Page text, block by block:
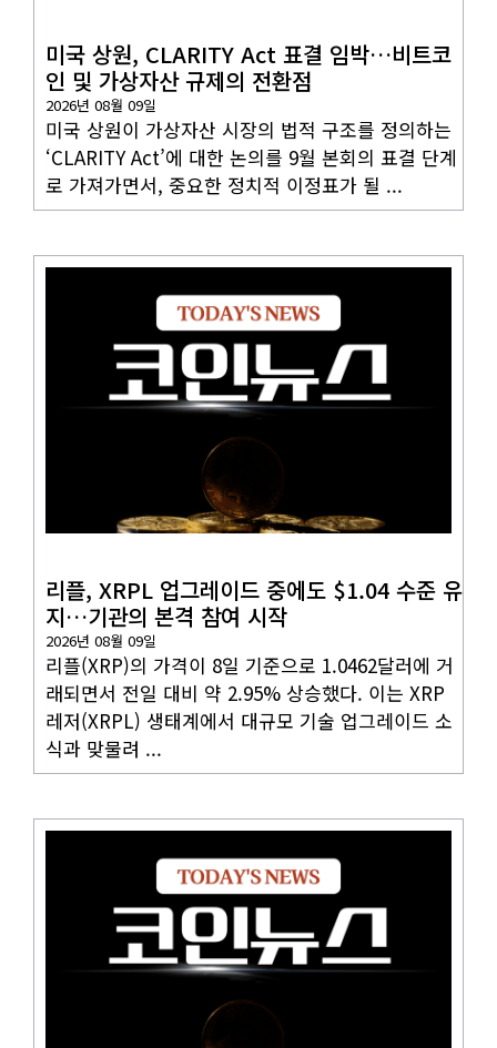
미국 상원, CLARITY Act 표결 임박…비트코
인 및 가상자산 규제의 전환점
2026년 08월 09일
미국 상원이 가상자산 시장의 법적 구조를 정의하는
‘CLARITY Act’에 대한 논의를 9월 본회의 표결 단계
로 가져가면서, 중요한 정치적 이정표가 될 ...
리플, XRPL 업그레이드 중에도 $1.04 수준 유
지…기관의 본격 참여 시작
2026년 08월 09일
리플(XRP)의 가격이 8일 기준으로 1.0462달러에 거
래되면서 전일 대비 약 2.95% 상승했다. 이는 XRP
레저(XRPL) 생태계에서 대규모 기술 업그레이드 소
식과 맞물려 ...